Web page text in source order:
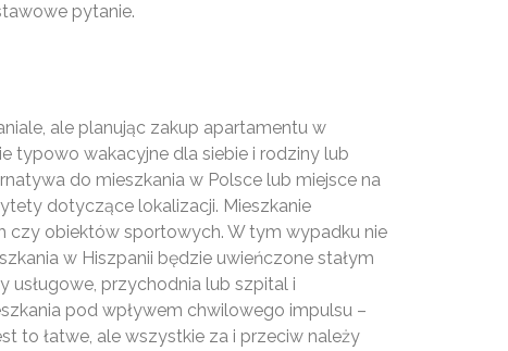
pytanie.
ale planując zakup apartamentu w
typowo wakacyjne dla siebie i rodziny lub
do mieszkania w Polsce lub miejsce na
dotyczące lokalizacji. Mieszkanie
czy obiektów sportowych. W tym wypadku nie
w Hiszpanii będzie uwieńczone stałym
usługowe, przychodnia lub szpital i
pod wpływem chwilowego impulsu –
to łatwe, ale wszystkie za i przeciw należy